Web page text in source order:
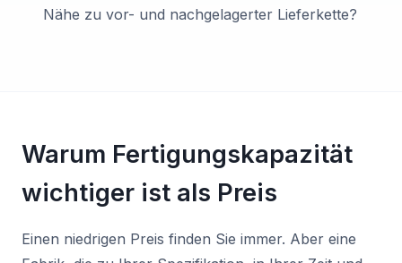
Nähe zu vor- und nachgelagerter Lieferkette?
Warum Fertigungskapazität
wichtiger ist als Preis
Einen niedrigen Preis finden Sie immer. Aber eine